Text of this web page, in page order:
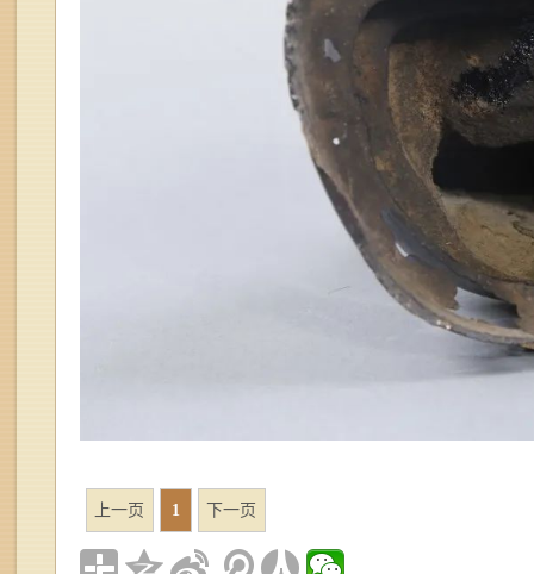
上一页 1 下一页